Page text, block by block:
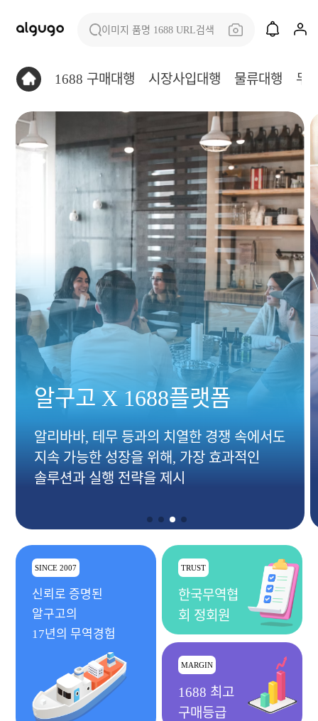
이미지 품명 1688 URL검색
1688 구매대행 시장사입대행 물류대행 무
알구고 X 1688플랫폼
알리바바, 테무 등과의 치열한 경쟁 속에서도
지속 가능한 성장을 위해, 가장 효과적인
솔루션과 실행 전략을 제시
SINCE 2007
신뢰로 증명된
알구고의
17년의 무역경험
TRUST
한국무역협
회 정회원
MARGIN
1688 최고
구매등급